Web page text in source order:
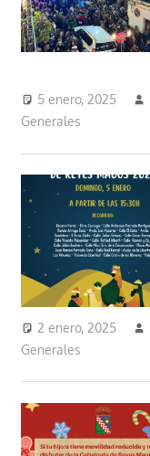
5 enero, 2025
Generales
2 enero, 2025
Generales